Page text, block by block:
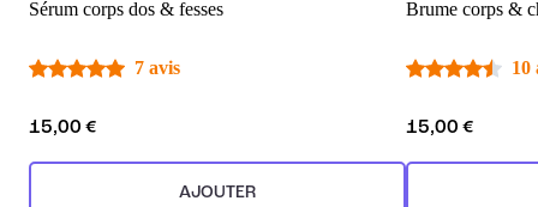
Sérum corps dos & fesses
7 avis
15,00 €
AJOUTER
Brume corps &
10
15,00 €